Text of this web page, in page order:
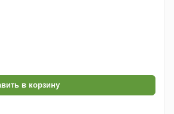
в корзину